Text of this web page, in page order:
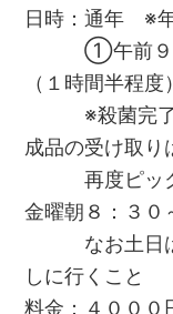
日時：通年 ※
①午前９：
（１時間半程度）
※殺菌完了ま
成品の受け取り
再度ピック
金曜朝８：３０
なお土日は
しに行くこと
料金：４０００